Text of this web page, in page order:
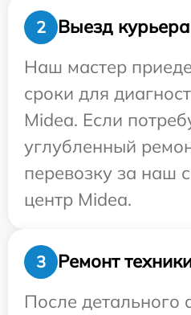
2
Выезд
Наш мастер
сроки для
Midea. Если
углубленный
перевозку за наш
центр Midea.
3
Ремонт
После детального